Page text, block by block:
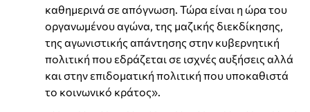
καθημερινά σε απόγνωση. Τώρα είναι η ώρα του
οργανωμένου αγώνα, της μαζικής διεκδίκησης,
της αγωνιστικής απάντησης στην κυβερνητική
πολιτική που εδράζεται σε ισχνές αυξήσεις αλλά
και στην επιδοματική πολιτική που υποκαθιστά
το κοινωνικό κράτος».